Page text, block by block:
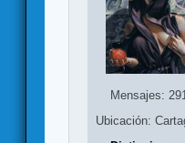
Mensajes:
Ubicación: